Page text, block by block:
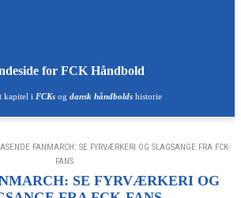
for FCK Håndbold
kapitel i FCKsog dansk håndboldshistorie
FANMARCH: SE FYRVÆRKERI OG SLAGSANGE FRA FCK-
FANS
SE FYRVÆRKERI OG